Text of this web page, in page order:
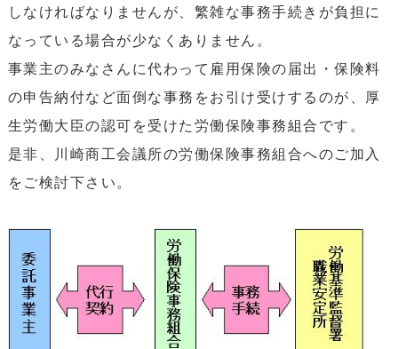
しなければなりませんが、繁雑な事務手続きが負担に
なっている場合が少なくありません。
事業主のみなさんに代わって雇用保険の届出・保険料
の申告納付など面倒な事務をお引け受けするのが、厚
生労働大臣の認可を受けた労働保険事務組合です。
是非、川崎商工会議所の労働保険事務組合へのご加入
をご検討下さい。